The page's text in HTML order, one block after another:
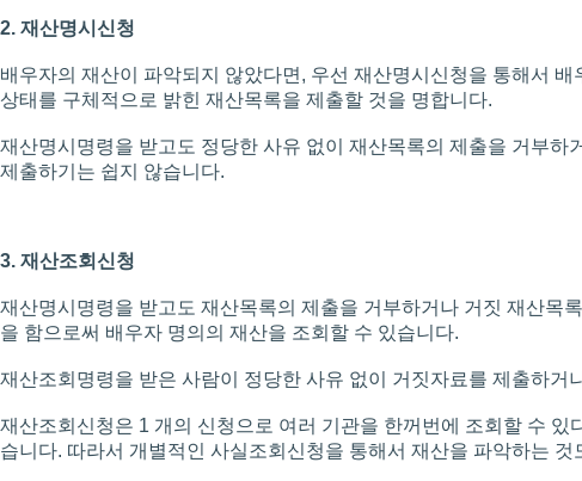
2. 재산명시신청
배우자의 재산이 파악되지 않았다면, 우선 재산명시신청을 통해서
상태를 구체적으로 밝힌 재산목록을 제출할 것을 명합니다.
재산명시명령을 받고도 정당한 사유 없이 재산목록의 제출을 거부
제출하기는 쉽지 않습니다.
3. 재산조회신청
재산명시명령을 받고도 재산목록의 제출을 거부하거나 거짓 재산목
을 함으로써 배우자 명의의 재산을 조회할 수 있습니다.
재산조회명령을 받은 사람이 정당한 사유 없이 거짓자료를 제출하
재산조회신청은 1 개의 신청으로 여러 기관을 한꺼번에 조회할 수
습니다. 따라서 개별적인 사실조회신청을 통해서 재산을 파악하는